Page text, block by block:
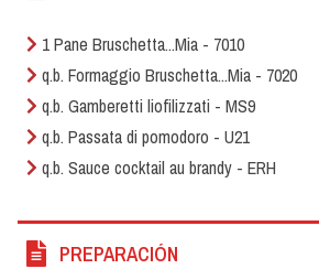
1 Pane Bruschetta...Mia - 7010
q.b. Formaggio Bruschetta...Mia - 7020
q.b. Gamberetti liofilizzati - MS9
q.b. Passata di pomodoro - U21
q.b. Sauce cocktail au brandy - ERH
PREPARACIÓN